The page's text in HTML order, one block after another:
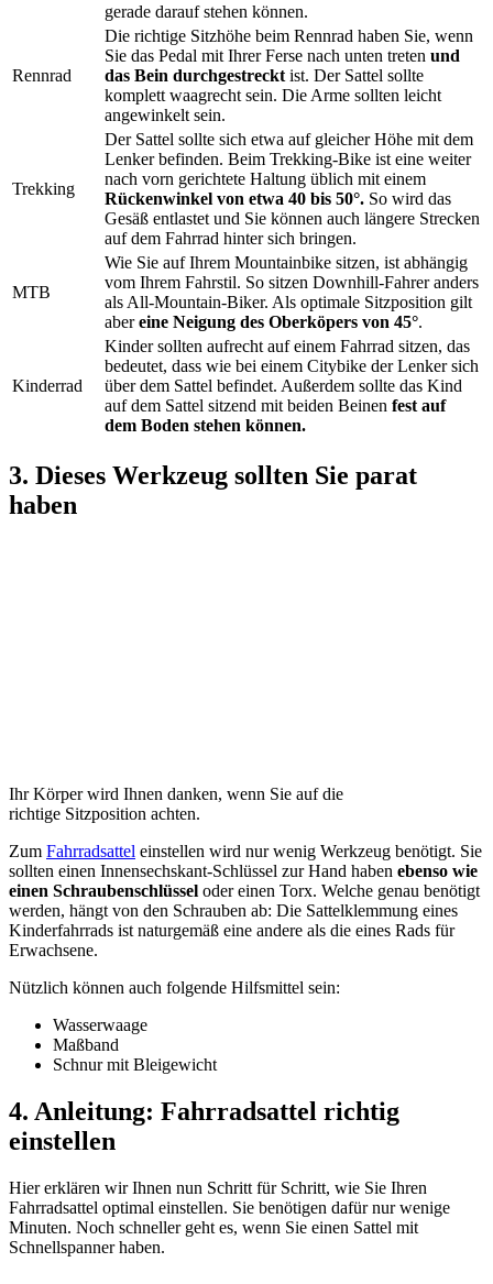
gerade darauf stehen können.
Rennrad
Die richtige Sitzhöhe beim Rennrad haben Sie, wenn
Sie das Pedal mit Ihrer Ferse nach unten treten und
das Bein durchgestrecktist. Der Sattel sollte
komplett waagrecht sein. Die Arme sollten leicht
angewinkelt sein.
Trekking
Der Sattel sollte sich etwa auf gleicher Höhe mit dem
Lenker befinden. Beim Trekking-Bike ist eine weiter
nach vorn gerichtete Haltung üblich mit einem
Rückenwinkel von etwa 40 bis 50°. So wird das
Gesäß entlastet und Sie können auch längere Strecken
auf dem Fahrrad hinter sich bringen.
MTB
Wie Sie auf Ihrem Mountainbike sitzen, ist abhängig
vom Ihrem Fahrstil. So sitzen Downhill-Fahrer anders
als All-Mountain-Biker. Als optimale Sitzposition gilt
abereine Neigung des Oberköpers von 45°.
Kinderrad
Kinder sollten aufrecht auf einem Fahrrad sitzen, das
bedeutet, dass wie bei einem Citybike der Lenker sich
über dem Sattel befindet. Außerdem sollte das Kind
auf dem Sattel sitzend mit beiden Beinen fest auf
dem Boden stehen können.
3. Dieses Werkzeug sollten Sie parat
haben
Ihr Körper wird Ihnen danken, wenn Sie auf die
richtige Sitzposition achten.
Zum Fahrradsattel einstellen wird nur wenig Werkzeug benötigt. Sie
sollten einen Innensechskant-Schlüssel zur Hand haben ebenso wie
einen Schraubenschlüssel oder einen Torx. Welche genau benötigt
werden, hängt von den Schrauben ab: Die Sattelklemmung eines
Kinderfahrrads ist naturgemäß eine andere als die eines Rads für
Erwachsene.
Nützlich können auch folgende Hilfsmittel sein:
Wasserwaage
Maßband
Schnur mit Bleigewicht
4. Anleitung: Fahrradsattel richtig
einstellen
Hier erklären wir Ihnen nun Schritt für Schritt, wie Sie Ihren
Fahrradsattel optimal einstellen. Sie benötigen dafür nur wenige
Minuten. Noch schneller geht es, wenn Sie einen Sattel mit
Schnellspanner haben.